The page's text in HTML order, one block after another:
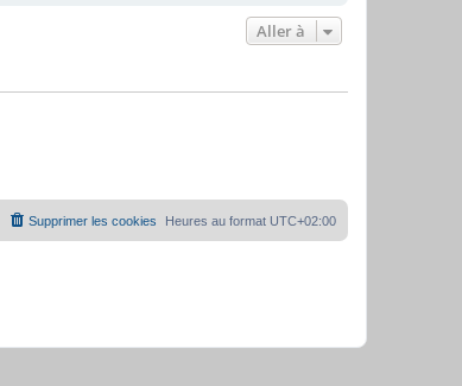
Aller à
Heures au format UTC+02:00
Supprimer les cookies